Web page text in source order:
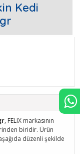
Kedi
, FELIX markasının
biridir. Ürün
düzenli şekilde